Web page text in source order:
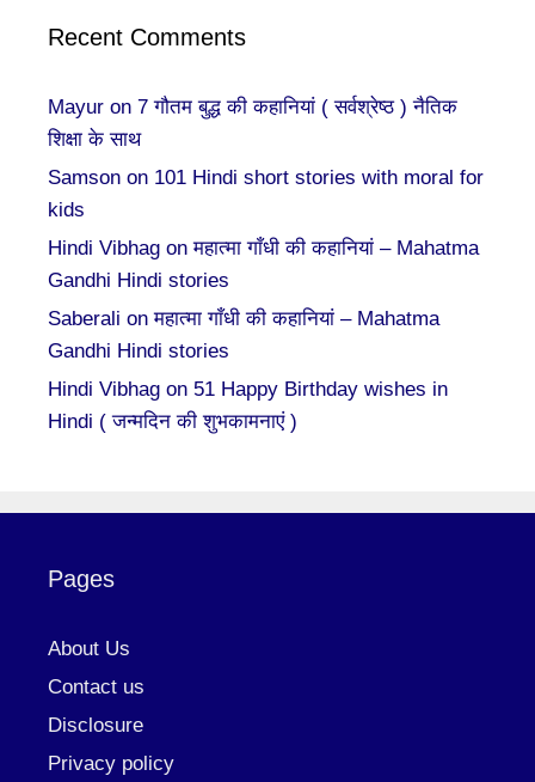
Recent Comments
Mayur on 7 गौतम बुद्ध की कहानियां ( सर्वश्रेष्ठ ) नैतिक
शिक्षा के साथ
Samson on 101 Hindi short stories with moral for
kids
Hindi Vibhag onमहात्मा गाँधी की कहानियां – Mahatma
Gandhi Hindi stories
Saberali onमहात्मा गाँधी की कहानियां – Mahatma
Gandhi Hindi stories
Hindi Vibhag on 51 Happy Birthday wishes in
Hindi ( जन्मदिन की शुभकामनाएं )
Pages
About Us
Contact us
Disclosure
Privacy policy